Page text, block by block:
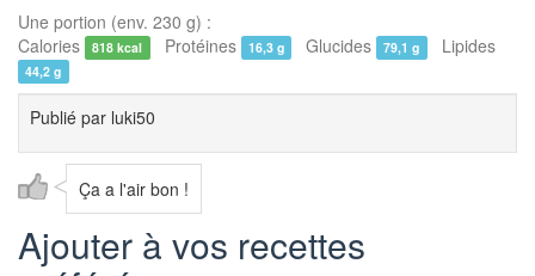
Une portion (env. 230 g) :
Calories
818 kcal Protéines 16,3 g Glucides 79,1 g Lipides
44,2 g
Publié par luki50
Ça a l'air bon !
Ajouter à vos recettes